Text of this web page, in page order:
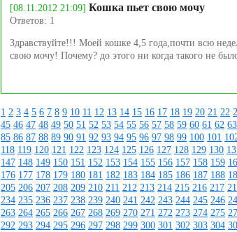
[08.11.2012 21:09] Кошка пьет свою мочу
Ответов: 1
Здравствуйте!!! Моей кошке 4,5 года,почти всю
свою мочу! Почему? до этого ни когда такого не
1 2 3 4 5 6 7 8 9 10 11 12 13 14 15 16 17 18 19 20 21 22
45 46 47 48 49 50 51 52 53 54 55 56 57 58 59 60 61 62 63
85 86 87 88 89 90 91 92 93 94 95 96 97 98 99 100 101
118 119 120 121 122 123 124 125 126 127 128 129 130
147 148 149 150 151 152 153 154 155 156 157 158 159
176 177 178 179 180 181 182 183 184 185 186 187 188
205 206 207 208 209 210 211 212 213 214 215 216 217
234 235 236 237 238 239 240 241 242 243 244 245 246
263 264 265 266 267 268 269 270 271 272 273 274 275
292 293 294 295 296 297 298 299 300 301 302 303 304